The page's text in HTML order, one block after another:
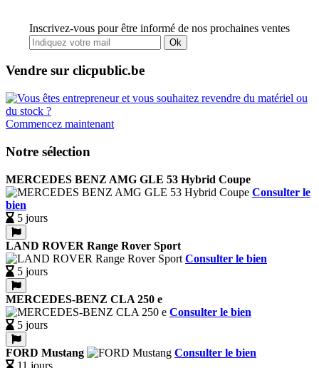
Inscrivez-vous pour être informé de nos prochaines ventes
Ok
Vendre sur clicpublic.be
Commencez maintenant
Notre sélection
MERCEDES BENZ AMG GLE 53 Hybrid Coupe
Consulter le
bien
5 jours
LAND ROVER Range Rover Sport
Consulter le bien
5 jours
MERCEDES-BENZ CLA 250 e
Consulter le bien
5 jours
FORD Mustang
Consulter le bien
11 jours